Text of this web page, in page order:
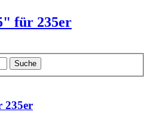
für 235er
235er